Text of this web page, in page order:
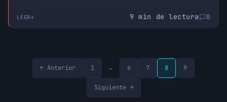
LEER 9 min de lectura 0
← Anterior 1 … 6 7 8 9
Siguiente →